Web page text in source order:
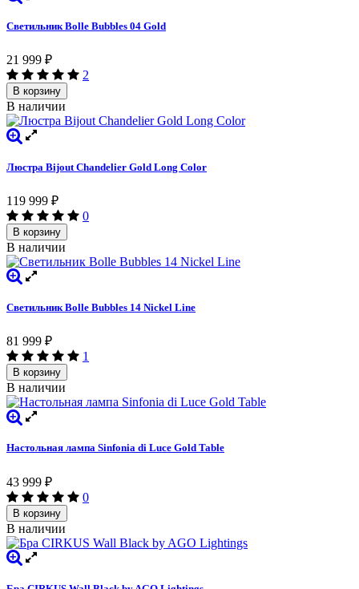
Светильник Bolle Bubbles 04 Gold
21 999 ₽
2
В корзину
В наличии
Люстра Bijout Chandelier Gold Long Сolor
119 999 ₽
0
В корзину
В наличии
Светильник Bolle Bubbles 14 Nickel Line
81 999 ₽
1
В корзину
В наличии
Настольная лампа Sinfonia di Luce Gold Table
43 999 ₽
0
В корзину
В наличии